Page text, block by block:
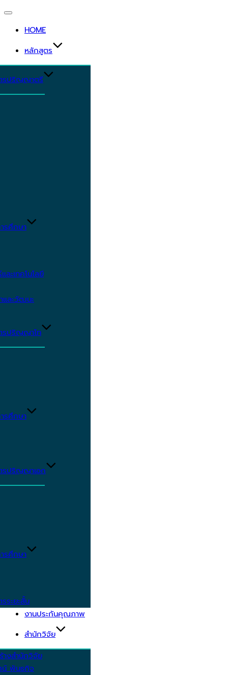
HOME
หลักสูตร
รปริญญาตรี
รศึกษา
ะเทคโนโลยี
และวัฒนะ
รปริญญาโท
รศึกษา
รปริญญาเอก
รศึกษา
ระยะสั้น
งานประกันคุณภาพ
สำนักวิจัย
างสำนักวิจัย
น์ พันธกิจ